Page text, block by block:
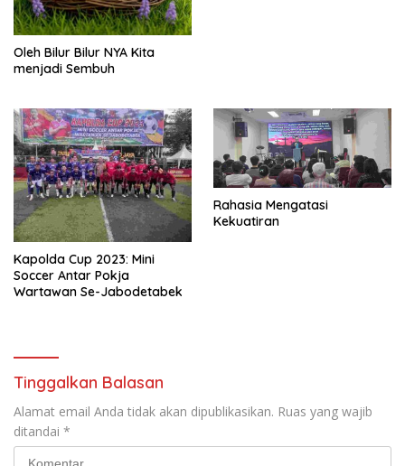
Oleh Bilur Bilur NYA Kita
menjadi Sembuh
Kapolda Cup 2023: Mini
Soccer Antar Pokja
Wartawan Se-Jabodetabek
Rahasia Mengatasi
Kekuatiran
Tinggalkan Balasan
Alamat email Anda tidak akan dipublikasikan. Ruas yang wajib
ditandai *